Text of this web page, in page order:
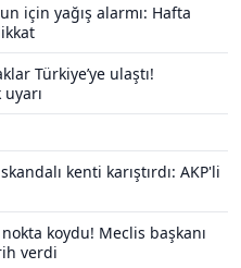
için yağış alarmı: Hafta
Türkiye’ye ulaştı!
kenti karıştırdı: AKP'li
koydu! Meclis başkanı
verdi